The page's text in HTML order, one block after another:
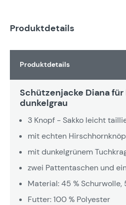
Produktdetails
Produktdetails
Schützenjacke Diana für
dunkelgrau
3 Knopf - Sakko leicht
mit echten
mit dunkelgrünem
zwei Pattentaschen und
Material: 45 % Schurwolle,
Futter: 100 % Polyester